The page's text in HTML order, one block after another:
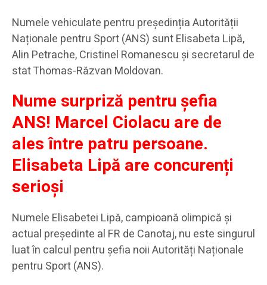
Numele vehiculate pentru președinția Autorității
Naționale pentru Sport (ANS) sunt Elisabeta Lipă,
Alin Petrache, Cristinel Romanescu și secretarul de
stat Thomas-Răzvan Moldovan.
Nume surpriză pentru șefia
ANS! Marcel Ciolacu are de
ales între patru persoane.
Elisabeta Lipă are concurenți
serioși
Numele Elisabetei Lipă, campioană olimpică și
actual președinte al FR de Canotaj, nu este singurul
luat în calcul pentru șefia noii Autorități Naționale
pentru Sport (ANS).